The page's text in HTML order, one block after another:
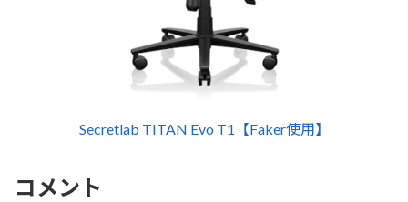
Secretlab TITAN Evo T1【Faker使用】
コメント